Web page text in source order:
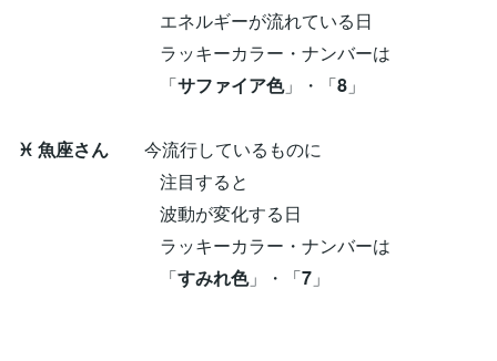
エネルギーが流れている日
ラッキーカラー・ナンバーは
「サファイア色」・「8 」
♓ 魚座さん 今流行しているものに
注目すると
波動が変化する日
ラッキーカラー・ナンバーは
「すみれ色」・「7 」